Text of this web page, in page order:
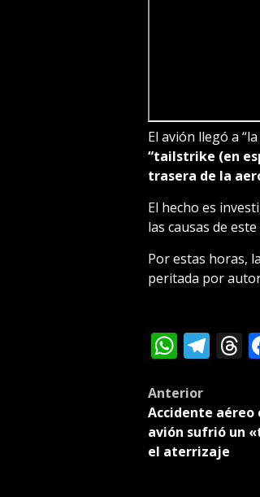
El avión llegó a
“tailstrike (en
trasera de la
El hecho es
las causas de
Por estas horas,
peritada por
Post
Anterior
Accidente aéreo
avión sufrió un
el aterrizaje